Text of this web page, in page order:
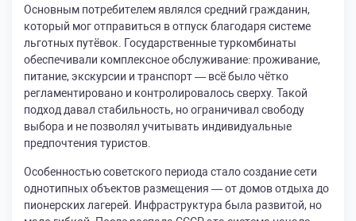
Основным потребителем являлся средний гражданин,
который мог отправиться в отпуск благодаря системе
льготных путёвок. Государственные туркомбинаты
обеспечивали комплексное обслуживание: проживание,
питание, экскурсии и транспорт — всё было чётко
регламентировано и контролировалось сверху. Такой
подход давал стабильность, но ограничивал свободу
выбора и не позволял учитывать индивидуальные
предпочтения туристов.
Особенностью советского периода стало создание сети
однотипных объектов размещения — от домов отдыха до
пионерских лагерей. Инфраструктура была развитой, но